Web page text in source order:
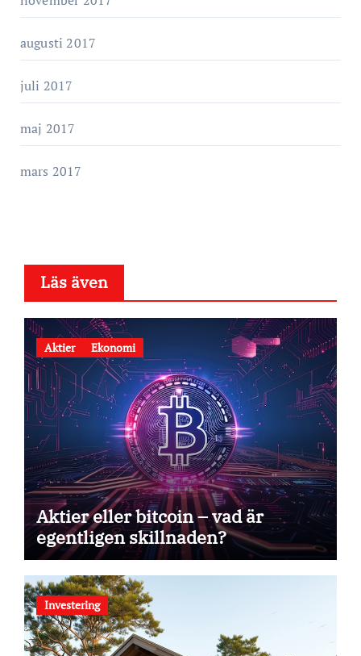
augusti 2017
juli 2017
maj 2017
mars 2017
Läs även
Aktier Ekonomi
Aktier eller bitcoin – vad är
egentligen skillnaden?
Investering